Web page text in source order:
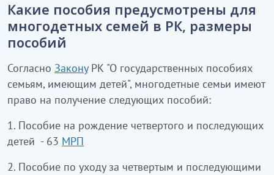
Какие пособия предусмотрены для
многодетных семей в РК, размеры
пособий
Согласно ЗаконуРК "О государственных пособиях
семьям, имеющим детей", многодетные семьи имеют
право на получение следующих пособий:
1. Пособие на рождение четвертого и последующих
детей - 63 МРП
2. Пособие по уходу за четвертым и последующими